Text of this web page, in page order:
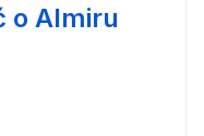
o Almiru